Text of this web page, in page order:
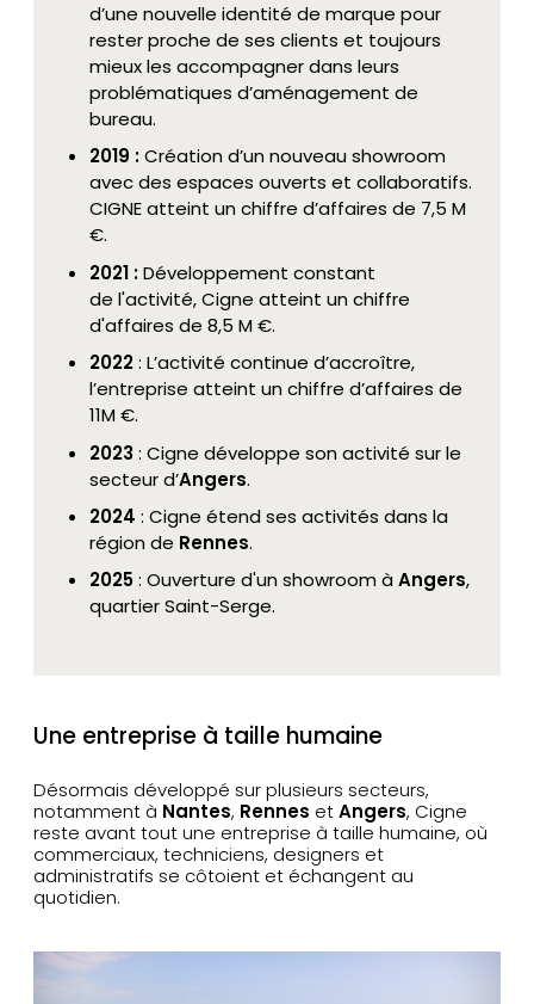
d’une nouvelle identité de marque pour
rester proche de ses clients et toujours
mieux les accompagner dans leurs
problématiques d’aménagement de
bureau.
2019 :Création d’un nouveau showroom
avec des espaces ouverts et collaboratifs.
CIGNE atteint un chiffre d’affaires de 7,5 M
€.
2021 :Développement constant
de l'activité, Cigne atteint un chiffre
d'affaires de 8,5 M €.
2022: L’activité continue d’accroître,
l’entreprise atteint un chiffre d’affaires de
11M €.
2023: Cigne développe son activité sur le
secteur d’Angers.
2024 : Cigne étend ses activités dans la
région de Rennes.
2025: Ouverture d'un showroom à Angers,
quartier Saint-Serge.
Une entreprise à taille humaine
Désormais développé sur plusieurs secteurs,
notamment à Nantes, Rennes etAngers, Cigne
reste avant tout une entreprise à taille humaine, où
commerciaux, techniciens, designers et
administratifs se côtoient et échangent au
quotidien.